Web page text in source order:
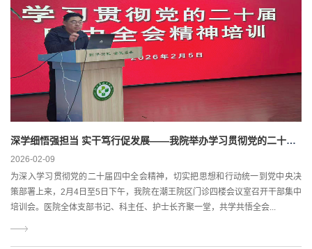
深学细悟强担当 实干笃行促发展——我院举办学习贯彻党的二十届四中全会精神集中培训会
2026-02-09
为深入学习贯彻党的二十届四中全会精神，切实把思想和行动统一到党中央决
策部署上来，2月4日至5日下午，我院在潮王院区门诊四楼会议室召开干部集中
培训会。医院全体支部书记、科主任、护士长齐聚一堂，共学共悟全会...